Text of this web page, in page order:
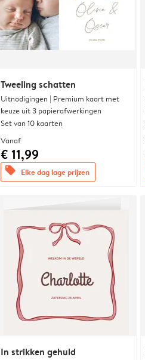
Tweeling schatten
Uitnodigingen | Premium kaart met
keuze uit 3 papierafwerkingen
Set van 10 kaarten
Vanaf
€ 11,99
offers Elke dag lage prijzen
In strikken gehuld